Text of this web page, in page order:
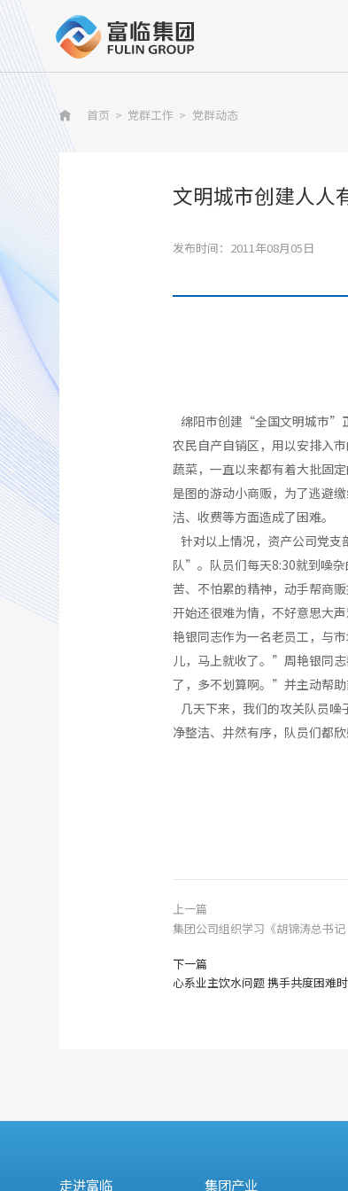
 首页 > 党群工作 > 党群动态
文明城市创建人人
发布时间：2011年08月05日
绵阳市创建“全国文明城市”
农民自产自销区，用以安排入
蔬菜，一直以来都有着大批固
是图的游动小商贩，为了逃避
洁、收费等方面造成了困难。
针对以上情况，资产公司党
队”。队员们每天8:30就到噪
苦、不怕累的精神，动手帮商
开始还很难为情，不好意思大
艳银同志作为一名老员工，与
儿，马上就收了。”周艳银同
了，多不划算啊。”并主动帮助
几天下来，我们的攻关队员
净整洁、井然有序，队员们都
上一篇
集团公司组织学习《胡锦涛总书
下一篇
心系业主饮水问题 携手共度困难
走进富临 集团产业